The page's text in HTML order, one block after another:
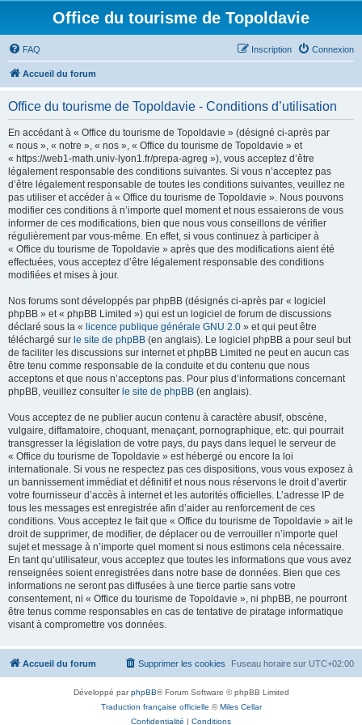
Office du tourisme de Topoldavie
FAQ Connexion
Inscription
Accueil du forum
Office du tourisme de Topoldavie - Conditions d’utilisation
En accédant à « Office du tourisme de Topoldavie » (désigné ci-après par
« nous », « notre », « nos », « Office du tourisme de Topoldavie » et
« https://web1-math.univ-lyon1.fr/prepa-agreg »), vous acceptez d’être
légalement responsable des conditions suivantes. Si vous n’acceptez pas
d’être légalement responsable de toutes les conditions suivantes, veuillez ne
pas utiliser et accéder à « Office du tourisme de Topoldavie ». Nous pouvons
modifier ces conditions à n’importe quel moment et nous essaierons de vous
informer de ces modifications, bien que nous vous conseillons de vérifier
régulièrement par vous-même. En effet, si vous continuez à participer à
« Office du tourisme de Topoldavie » après que des modifications aient été
effectuées, vous acceptez d’être légalement responsable des conditions
modifiées et mises à jour.
Nos forums sont développés par phpBB (désignés ci-après par « logiciel
phpBB » et « phpBB Limited ») qui est un logiciel de forum de discussions
déclaré sous la « licence publique générale GNU 2.0 » et qui peut être
téléchargé sur le site de phpBB (en anglais). Le logiciel phpBB a pour seul but
de faciliter les discussions sur internet et phpBB Limited ne peut en aucun cas
être tenu comme responsable de la conduite et du contenu que nous
acceptons et que nous n’acceptons pas. Pour plus d’informations concernant
phpBB, veuillez consulter le site de phpBB (en anglais).
Vous acceptez de ne publier aucun contenu à caractère abusif, obscène,
vulgaire, diffamatoire, choquant, menaçant, pornographique, etc. qui pourrait
transgresser la législation de votre pays, du pays dans lequel le serveur de
« Office du tourisme de Topoldavie » est hébergé ou encore la loi
internationale. Si vous ne respectez pas ces dispositions, vous vous exposez à
un bannissement immédiat et définitif et nous nous réservons le droit d’avertir
votre fournisseur d’accès à internet et les autorités officielles. L’adresse IP de
tous les messages est enregistrée afin d’aider au renforcement de ces
conditions. Vous acceptez le fait que « Office du tourisme de Topoldavie » ait le
droit de supprimer, de modifier, de déplacer ou de verrouiller n’importe quel
sujet et message à n’importe quel moment si nous estimons cela nécessaire.
En tant qu’utilisateur, vous acceptez que toutes les informations que vous avez
renseignées soient enregistrées dans notre base de données. Bien que ces
informations ne seront pas diffusées à une tierce partie sans votre
consentement, ni « Office du tourisme de Topoldavie », ni phpBB, ne pourront
être tenus comme responsables en cas de tentative de piratage informatique
visant à compromettre vos données.
Accueil du forum Fuseau horaire sur UTC+02:00
Supprimer les cookies
Développé parphpBB® Forum Software © phpBB Limited
Traduction française officielle ©Miles Cellar
Confidentialité | Conditions